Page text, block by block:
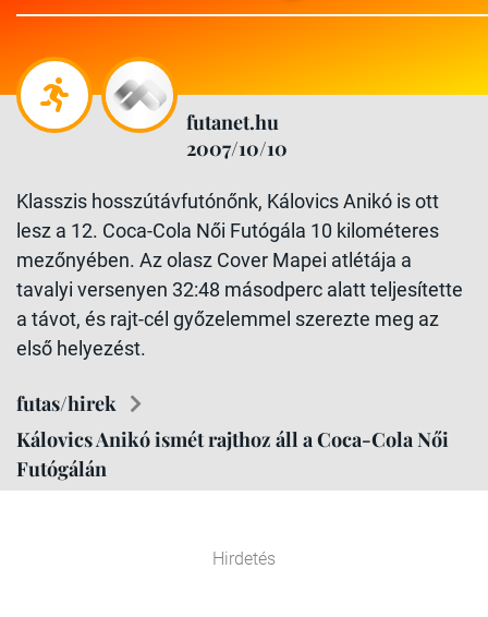
futanet.hu
2007/10/10
Klasszis hosszútávfutónőnk, Kálovics Anikó is ott
lesz a 12. Coca-Cola Női Futógála 10 kilométeres
mezőnyében. Az olasz Cover Mapei atlétája a
tavalyi versenyen 32:48 másodperc alatt teljesítette
a távot, és rajt-cél győzelemmel szerezte meg az
első helyezést.
futas/hirek
Kálovics Anikó ismét rajthoz áll a Coca-Cola Női
Futógálán
Hirdetés